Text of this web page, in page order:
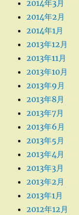
2014年3月
2014年2月
2014年1月
2013年12月
2013年11月
2013年10月
2013年9月
2013年8月
2013年7月
2013年6月
2013年5月
2013年4月
2013年3月
2013年2月
2013年1月
2012年12月